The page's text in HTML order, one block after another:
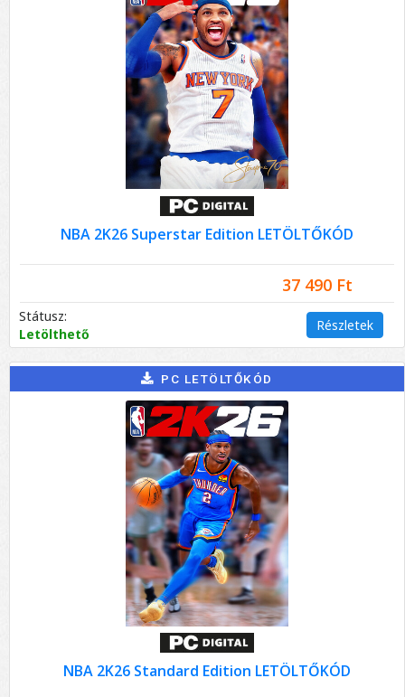
NBA 2K26 Superstar Edition LETÖLTŐKÓD
37 490 Ft
Státusz:
Letölthető
Részletek
PC LETÖLTŐKÓD
NBA 2K26 Standard Edition LETÖLTŐKÓD